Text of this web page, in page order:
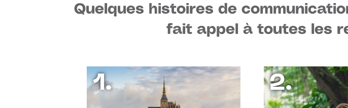
Quelques histoires de
fait appel à toutes les
1. 2.